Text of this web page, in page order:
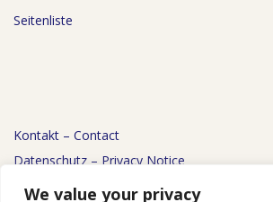
We value your privacy
Seitenliste
Kontakt – Contact
Datenschutz – Privacy Notice
Impressum – Imprint